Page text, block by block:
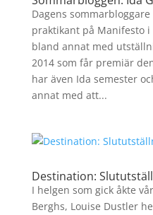
Dagens
praktikant på Manifesto
bland annat med
2014 som får premiär
har även Ida semester
annat med att...
Destination:
I helgen som gick åkte
Berghs, Louise Dustler